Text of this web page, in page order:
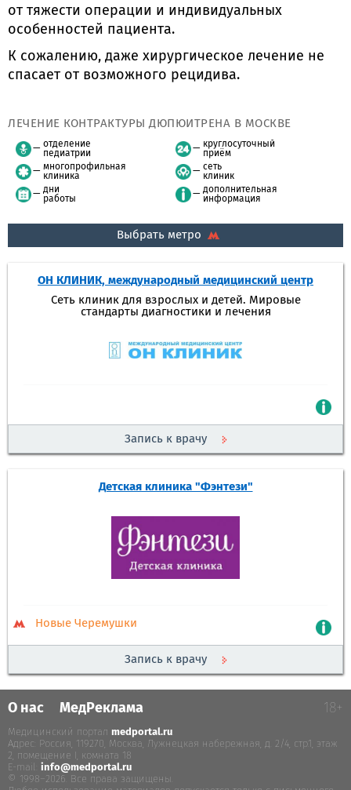
от тяжести операции и индивидуальных
особенностей пациента.
К сожалению, даже хирургическое лечение не
спасает от возможного рецидива.
ЛЕЧЕНИЕ КОНТРАКТУРЫ ДЮПЮИТРЕНА В МОСКВЕ
отделение
педиатрии
многопрофильная
клиника
дни
работы
круглосуточный
приём
сеть
клиник
дополнительная
информация
Выбрать метро
ОН КЛИНИК, международный медицинский центр
Сеть клиник для взрослых и детей. Мировые
стандарты диагностики и лечения
Запись к врачу
Детская клиника "Фэнтези"
Новые Черемушки
Запись к врачу
О нас МедРеклама 18+
Медицинский портал medportal.ru
Адрес: Россия, 119270, Москва, Лужнецкая набережная, д. 2/4, стр.1, этаж
2, помещение I, комната 18
E-mail: info@medportal.ru
© 1998–2026. Все права защищены.